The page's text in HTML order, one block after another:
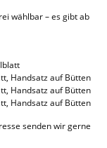
wählbar – es gibt ab
Handsatz auf Bütten
Handsatz auf Bütten
Handsatz auf Bütten
senden wir gerne